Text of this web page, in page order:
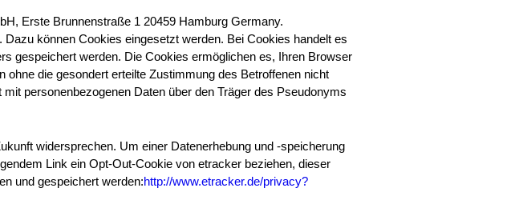
Erste Brunnenstraße 1 20459 Hamburg Germany.
können Cookies eingesetzt werden. Bei Cookies handelt es
gespeichert werden. Die Cookies ermöglichen es, Ihren Browser
die gesondert erteilte Zustimmung des Betroffenen nicht
personenbezogenen Daten über den Träger des Pseudonyms
widersprechen. Um einer Datenerhebung und -speicherung
Link ein Opt-Out-Cookie von etracker beziehen, dieser
und gespeichert werden:http://www.etracker.de/privacy?